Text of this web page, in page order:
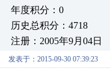
年度积分：0
历史总积分：4718
注册：2005年9月04日
发表于：2015-09-30 07:39:23